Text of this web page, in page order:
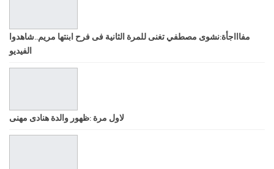
مفاااجأة:نشوى مصطفي تغنى للمرة الثانية فى فرح ابنتها مريم..شاهدوا
الفيديو
لاول مرة :ظهور والدة هنادى مهنى